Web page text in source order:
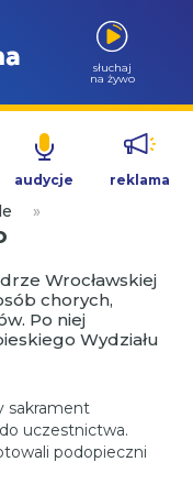
słuchaj
na żywo
audycje reklama
»
Wrocławskiej
chorych,
Po niej
Wydziału
sakrament
uczestnictwa.
podopieczni